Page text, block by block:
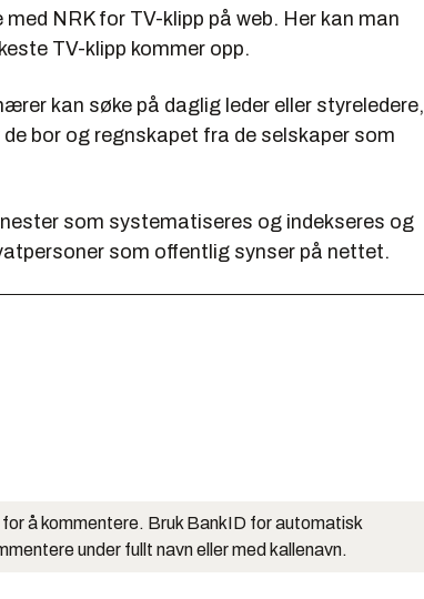
NRK for TV-klipp på web. Her kan man
TV-klipp kommer opp.
kan søke på daglig leder eller styreledere,
bor og regnskapet fra de selskaper som
som systematiseres og indekseres og
som offentlig synser på nettet.
å kommentere. Bruk BankID for automatisk
under fullt navn eller med kallenavn.